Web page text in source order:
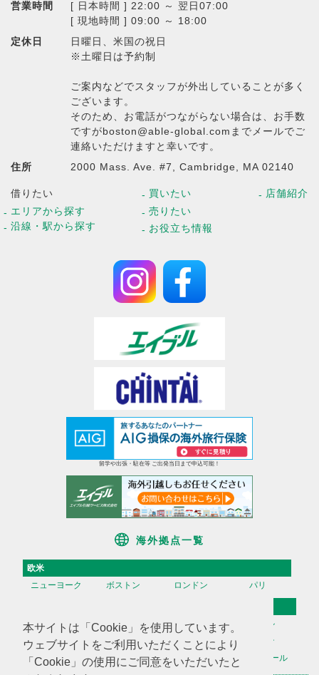
本サイトは「Cookie」を使用しています。
ウェブサイトをご利用いただくことにより
「Cookie」の使用にご同意をいただいたと
営業時間
[ 日本時間 ] 22:00 ～ 翌日07:00
[ 現地時間 ] 09:00 ～ 18:00
定休日
日曜日、米国の祝日
※土曜日は予約制
ご案内などでスタッフが外出していることが多く
ございます。
そのため、お電話がつながらない場合は、お手数
ですがboston@able-global.comまでメールでご
連絡いただけますと幸いです。
住所
2000 Mass. Ave. #7, Cambridge, MA 02140
借りたい
エリアから探す
沿線・駅から探す
買いたい
売りたい
お役立ち情報
店舗紹介
留学や出張・駐在等 ご出発当日まで申込可能！
海外拠点一覧
欧米
ニューヨーク
ボストン ロンドン パリ
香港
台湾 高雄
ソウル
天津
上海 蘇州
深セン
広州
ハノイ マニラ シンガポール